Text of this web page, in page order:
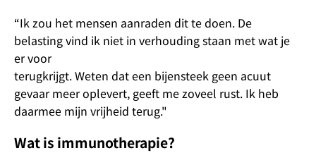
“Ik zou het mensen aanraden dit te doen. De
belasting vind ik niet in verhouding staan met wat je
er voor
terugkrijgt. Weten dat een bijensteek geen acuut
gevaar meer oplevert, geeft me zoveel rust. Ik heb
daarmee mijn vrijheid terug."
Wat is immunotherapie?